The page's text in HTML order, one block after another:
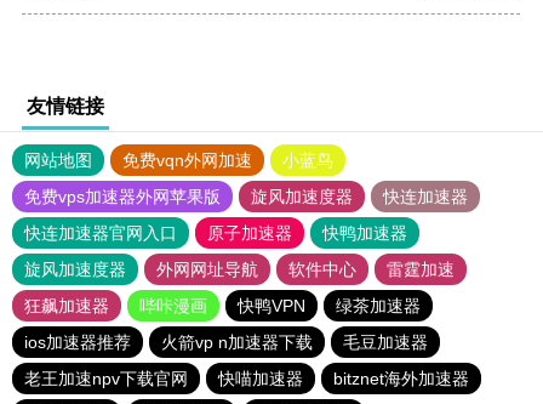
友情链接
网站地图 免费vqn外网加速
小蓝鸟
免费vps加速器外网苹果版
旋风加速度器
快连加速器
快连加速器官网入口
原子加速器
快鸭加速器
旋风加速度器
外网网址导航 软件中心
雷霆加速
狂飙加速器
哔咔漫画 快鸭VPN
绿茶加速器
ios加速器推荐
火箭vp n加速器下载
毛豆加速器
老王加速npv下载官网
快喵加速器
bitznet海外加速器